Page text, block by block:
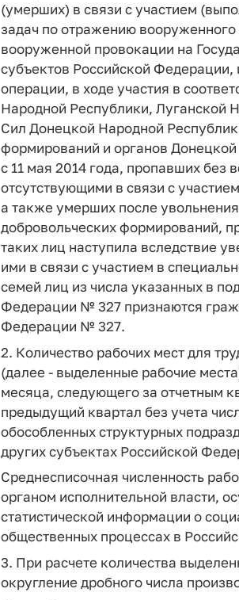
(умерших) в связи с участием
задач по отражению
вооруженной провокации на
субъектов Российской
операции, в ходе участия в
Народной Республики, Луганской
Сил Донецкой Народной
формирований и органов
с 11 мая 2014 года, пропавших без
отсутствующими в связи с
а также умерших после
добровольческих формирований,
таких лиц наступила вследствие
ими в связи с участием в
семей лиц из числа указанных в
Федерации № 327 признаются
Федерации № 327.
2. Количество рабочих мест для
(далее - выделенные рабочие
месяца, следующего за отчетным
предыдущий квартал без учета
обособленных структурных
других субъектах Российской
Среднесписочная численность
органом исполнительной власти,
статистической информации о
общественных процессах в
3. При расчете количества
округление дробного числа